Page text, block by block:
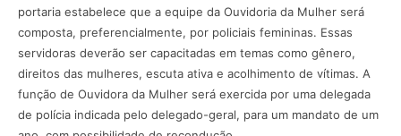
portaria estabelece que a equipe da Ouvidoria da Mulher será
composta, preferencialmente, por policiais femininas. Essas
servidoras deverão ser capacitadas em temas como gênero,
direitos das mulheres, escuta ativa e acolhimento de vítimas. A
função de Ouvidora da Mulher será exercida por uma delegada
de polícia indicada pelo delegado-geral, para um mandato de um